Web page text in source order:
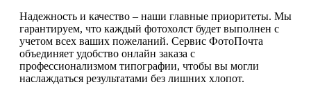
Надежность и качество – наши главные приоритеты. Мы
гарантируем, что каждый фотохолст будет выполнен с
учетом всех ваших пожеланий. Сервис ФотоПочта
объединяет удобство онлайн заказа с
профессионализмом типографии, чтобы вы могли
наслаждаться результатами без лишних хлопот.